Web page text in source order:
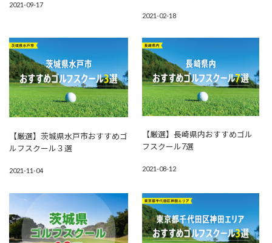
2021-09-17
2021-02-18
【厳選】茨城県水戸市おすすめゴ
ルフスクール３選
2021-11-04
【厳選】長崎県内おすすめゴル
フスクール7選
2021-08-12